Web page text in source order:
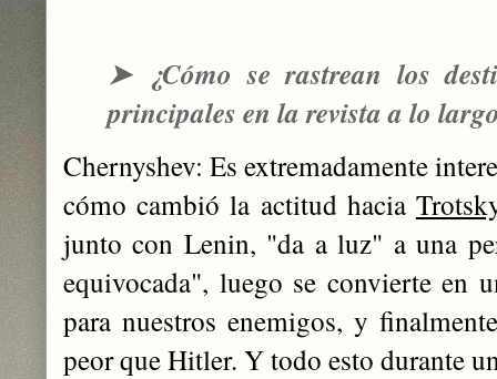
➤ ¿Cómo se rastrean los
principales en la revista a lo
Chernyshev: Es extremadamente
cómo cambió la actitud hacia
junto con Lenin, "da a luz" a una
equivocada", luego se convierte en
para nuestros enemigos, y
peor que Hitler. Y todo esto durante